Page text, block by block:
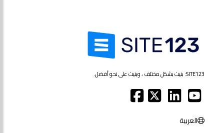
SITE123: بنيت بشكل مختلف ، وبنيت على نحو أفضل.
العربية